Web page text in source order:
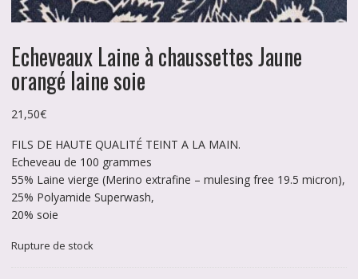
Echeveaux Laine à chaussettes Jaune
orangé laine soie
21,50€
FILS DE HAUTE QUALITÉ TEINT A LA MAIN.
Echeveau de 100 grammes
55% Laine vierge (Merino extrafine – mulesing free 19.5 micron),
25% Polyamide Superwash,
20% soie
Rupture de stock